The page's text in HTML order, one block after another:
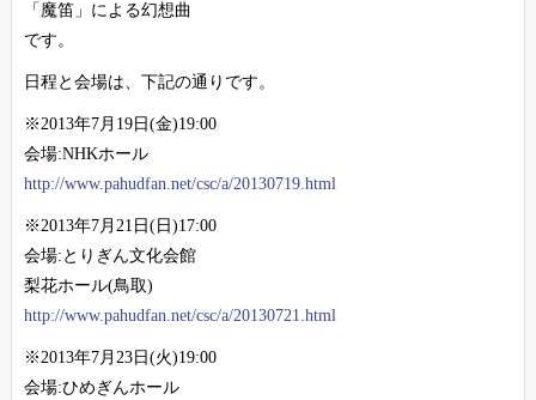
「魔笛」による幻想曲
です。
日程と会場は、下記の通りです。
※2013年7月19日(金)19:00
会場:NHKホール
http://www.pahudfan.net/csc/a/20130719.html
※2013年7月21日(日)17:00
会場:とりぎん文化会館
梨花ホール(鳥取)
http://www.pahudfan.net/csc/a/20130721.html
※2013年7月23日(火)19:00
会場:ひめぎんホール